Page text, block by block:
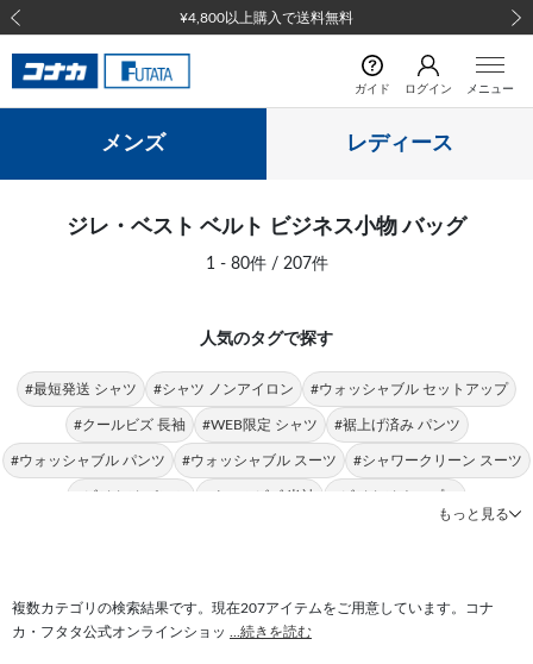
前の画像
ガイド ログイン メニュー
メンズ レディース
ジレ・ベスト ベルト ビジネス小物 バッグ
1 - 80件 / 207件
人気のタグで探す
#最短発送 シャツ #シャツ ノンアイロン #ウォッシャブル セットアップ
#クールビズ 長袖 #WEB限定 シャツ #裾上げ済み パンツ
#ウォッシャブル パンツ #ウォッシャブル スーツ #シャワークリーン スーツ
#ビジカジ パンツ #クールビズ 半袖 #ビジカジ トップス
#スーツ フォーマル
もっと見る
複数カテゴリの検索結果です。現在207アイテムをご用意しています。コナ
カ・フタタ公式オンラインショッ
...続きを読む